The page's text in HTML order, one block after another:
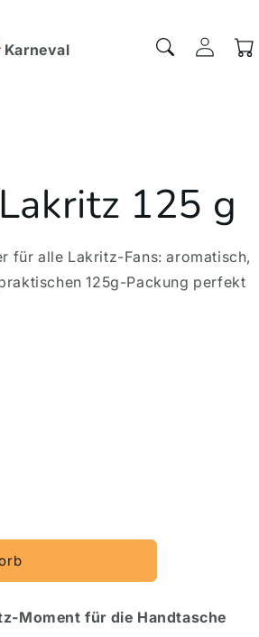
Karneval Einloggen
125 g
für alle Lakritz-Fans: aromatisch,
125g-Packung perfekt
Moment für die Handtasche